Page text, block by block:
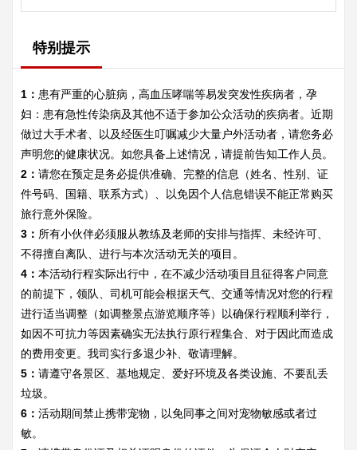
特别提示
1： 患有严重的心脏病，高血压哮喘等易发突发性疾病者，孕
妇：患有急性传染病及其他不适于参加公众活动的疾病者。近期
做过大手术者、以及经医生叮嘱减少大量户外活动者，请您务必
声明您的健康状况。如您具备上述情况，请提前告知工作人员。
2： 请您在预定是务必提供准确、完整的信息（姓名、性别、证
件号码、国籍、联系方式）、以免因个人信息错误不能正常购买
旅行意外保险。
3： 所有小伙伴必须服从教练及老师的安排与指挥、未经许可、
不得擅自离队、进行与本次活动无关的项目。
4： 本活动行程实际出行中，在不减少活动项目且征得客户同意
的前提下，领队、司机可能会根据天气、交通等情况对您的行程
进行适当调整（如调整景点游览顺序等）以确保行程顺利举行，
如因不可抗力等因素确实无法执行原行程集合、对于因此而造成
的费用变更。我司实行多退少补、敬请理解。
5： 请遵守各景区、基地规定、爱好环境及各类设施、不要乱丢
垃圾。
6： 活动期间禁止携带宠物，以免同事之间对宠物敏感或者过
敏。